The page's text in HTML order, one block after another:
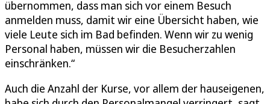
übernommen, dass man sich vor einem Besuch
anmelden muss, damit wir eine Übersicht haben, wie
viele Leute sich im Bad befinden. Wenn wir zu wenig
Personal haben, müssen wir die Besucherzahlen
einschränken.“
Auch die Anzahl der Kurse, vor allem der hauseigenen,